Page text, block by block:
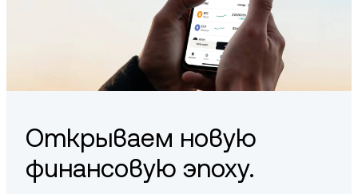
You can learn more about our fundamentals here
Открываем новую
финансовую эпоху.